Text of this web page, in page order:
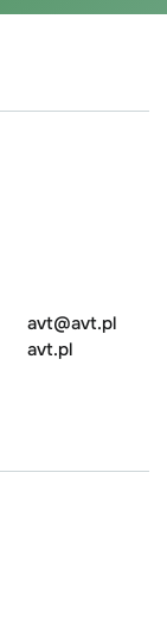
avt@avt.pl
avt.pl